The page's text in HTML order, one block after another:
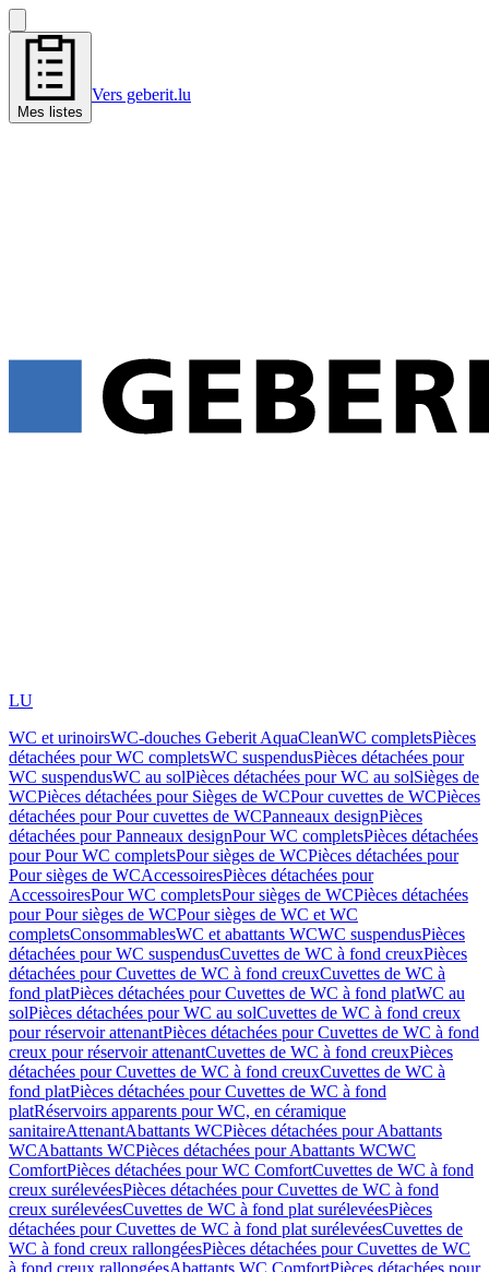
Mes listes
Vers geberit.lu
LU
WC et urinoirsWC-douches Geberit AquaCleanWC completsPièces
détachées pour WC completsWC suspendusPièces détachées pour
WC suspendusWC au solPièces détachées pour WC au solSièges de
WCPièces détachées pour Sièges de WCPour cuvettes de WCPièces
détachées pour Pour cuvettes de WCPanneaux designPièces
détachées pour Panneaux designPour WC completsPièces détachées
pour Pour WC completsPour sièges de WCPièces détachées pour
Pour sièges de WCAccessoiresPièces détachées pour
AccessoiresPour WC completsPour sièges de WCPièces détachées
pour Pour sièges de WCPour sièges de WC et WC
completsConsommablesWC et abattants WCWC suspendusPièces
détachées pour WC suspendusCuvettes de WC à fond creuxPièces
détachées pour Cuvettes de WC à fond creuxCuvettes de WC à
fond platPièces détachées pour Cuvettes de WC à fond platWC au
solPièces détachées pour WC au solCuvettes de WC à fond creux
pour réservoir attenantPièces détachées pour Cuvettes de WC à fond
creux pour réservoir attenantCuvettes de WC à fond creuxPièces
détachées pour Cuvettes de WC à fond creuxCuvettes de WC à
fond platPièces détachées pour Cuvettes de WC à fond
platRéservoirs apparents pour WC, en céramique
sanitaireAttenantAbattants WCPièces détachées pour Abattants
WCAbattants WCPièces détachées pour Abattants WCWC
ComfortPièces détachées pour WC ComfortCuvettes de WC à fond
creux surélevéesPièces détachées pour Cuvettes de WC à fond
creux surélevéesCuvettes de WC à fond plat surélevéesPièces
détachées pour Cuvettes de WC à fond plat surélevéesCuvettes de
WC à fond creux rallongéesPièces détachées pour Cuvettes de WC
à fond creux rallongéesAbattants WC ComfortPièces détachées pour